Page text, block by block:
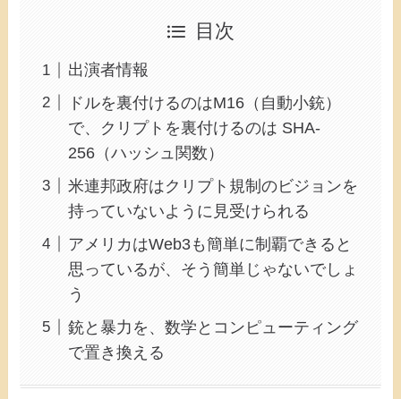
目次
出演者情報
ドルを裏付けるのはM16（自動小銃）
で、クリプトを裏付けるのは SHA-
256（ハッシュ関数）
米連邦政府はクリプト規制のビジョンを
持っていないように見受けられる
アメリカはWeb3も簡単に制覇できると
思っているが、そう簡単じゃないでしょ
う
銃と暴力を、数学とコンピューティング
で置き換える